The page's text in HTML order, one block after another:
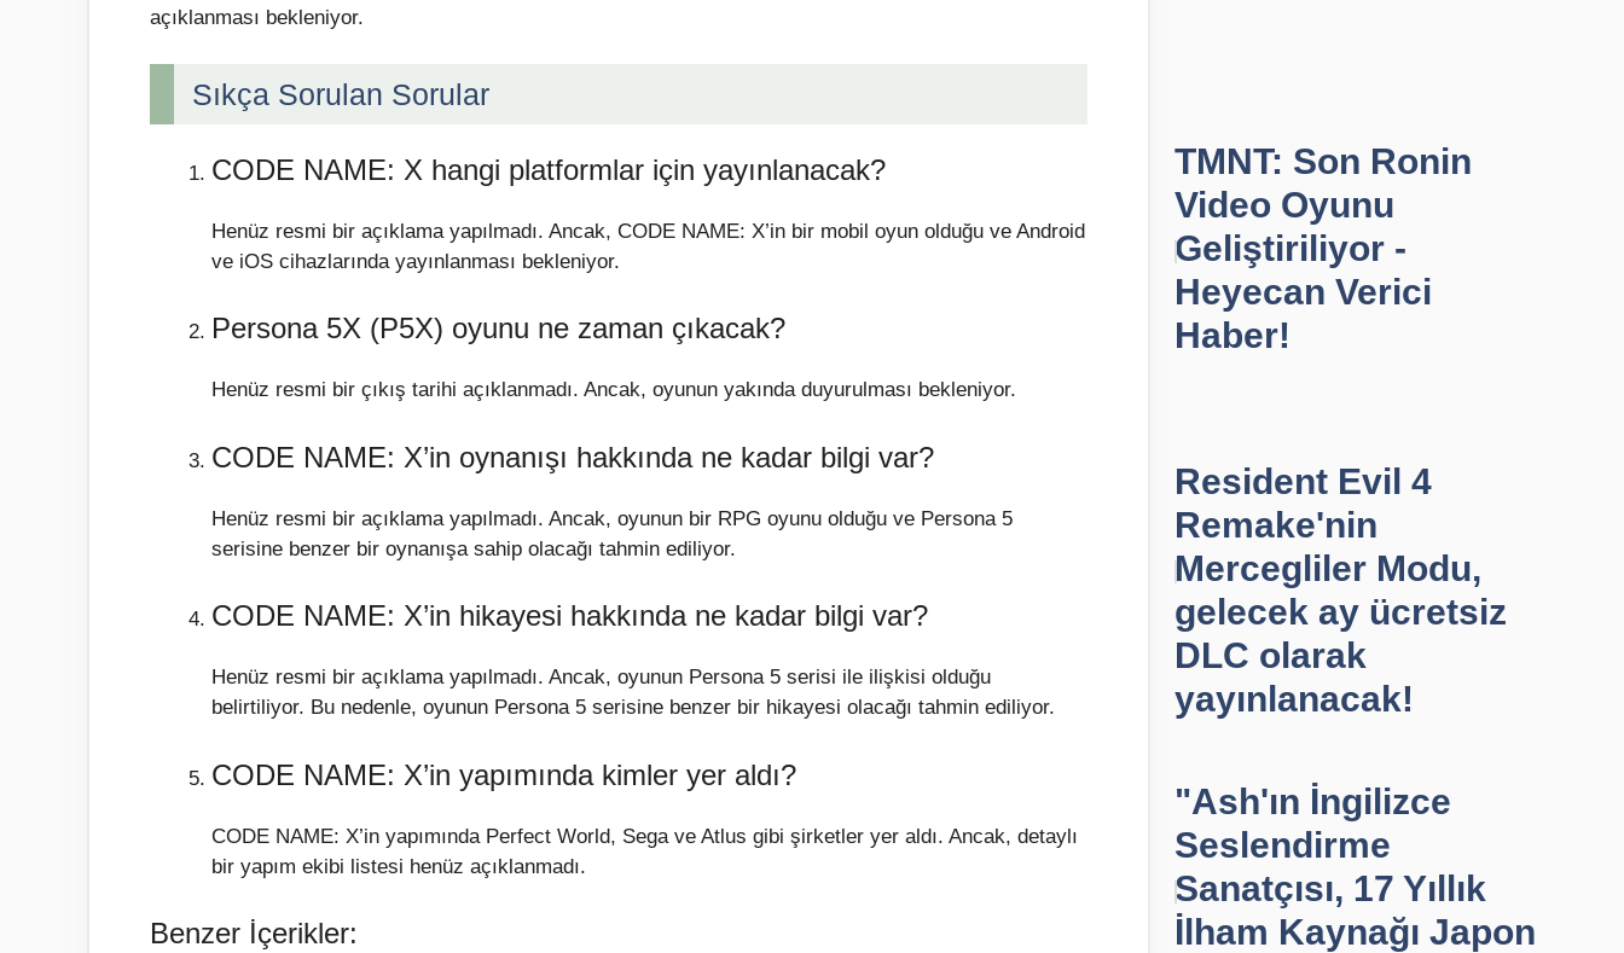
açıklanması bekleniyor.
Sıkça Sorulan Sorular
CODE NAME: X hangi platformlar için yayınlanacak?
Henüz resmi bir açıklama yapılmadı. Ancak, CODE NAME: X’in bir mobil oyun olduğu ve Android
ve iOS cihazlarında yayınlanması bekleniyor.
Persona 5X (P5X) oyunu ne zaman çıkacak?
Henüz resmi bir çıkış tarihi açıklanmadı. Ancak, oyunun yakında duyurulması bekleniyor.
CODE NAME: X’in oynanışı hakkında ne kadar bilgi var?
Henüz resmi bir açıklama yapılmadı. Ancak, oyunun bir RPG oyunu olduğu ve Persona 5
serisine benzer bir oynanışa sahip olacağı tahmin ediliyor.
CODE NAME: X’in hikayesi hakkında ne kadar bilgi var?
Henüz resmi bir açıklama yapılmadı. Ancak, oyunun Persona 5 serisi ile ilişkisi olduğu
belirtiliyor. Bu nedenle, oyunun Persona 5 serisine benzer bir hikayesi olacağı tahmin ediliyor.
CODE NAME: X’in yapımında kimler yer aldı?
CODE NAME: X’in yapımında Perfect World, Sega ve Atlus gibi şirketler yer aldı. Ancak, detaylı
bir yapım ekibi listesi henüz açıklanmadı.
Benzer İçerikler:
TMNT: Son Ronin
Video Oyunu
Geliştiriliyor -
Heyecan Verici
Haber!
Resident Evil 4
Remake'nin
Mercegliler Modu,
gelecek ay ücretsiz
DLC olarak
yayınlanacak!
"Ash'ın İngilizce
Seslendirme
Sanatçısı, 17 Yıllık
İlham Kaynağı Japon